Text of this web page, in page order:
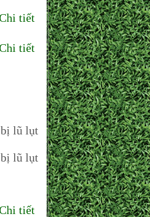
tiết
tiết
bị lũ lụt
bị lũ lụt
tiết